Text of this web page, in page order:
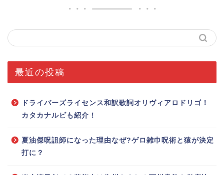
最近の投稿
ドライバーズライセンス和訳歌詞オリヴィアロドリゴ！
カタカナルビも紹介！
夏油傑呪詛師になった理由なぜ?ゲロ雑巾呪術と猿が決定
打に？